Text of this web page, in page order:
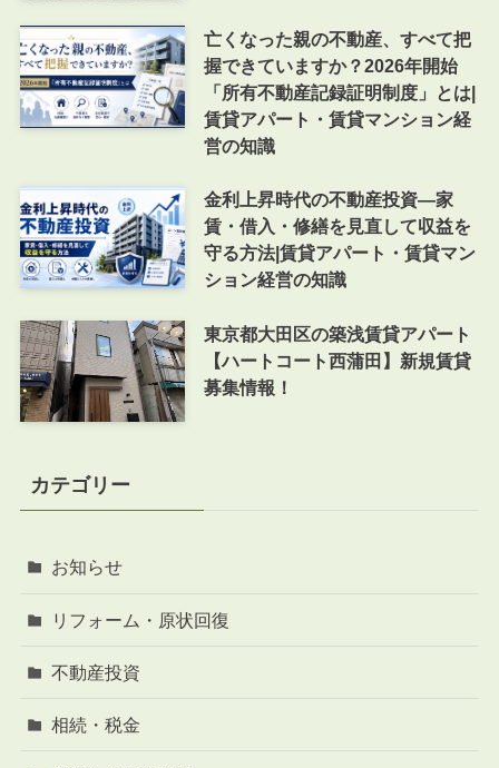
亡くなった親の不動産、すべて把
握できていますか？2026年開始
「所有不動産記録証明制度」とは|
賃貸アパート・賃貸マンション経
営の知識
金利上昇時代の不動産投資―家
賃・借入・修繕を見直して収益を
守る方法|賃貸アパート・賃貸マン
ション経営の知識
東京都大田区の築浅賃貸アパート
【ハートコート西蒲田】新規賃貸
募集情報！
カテゴリー
お知らせ
リフォーム・原状回復
不動産投資
相続・税金